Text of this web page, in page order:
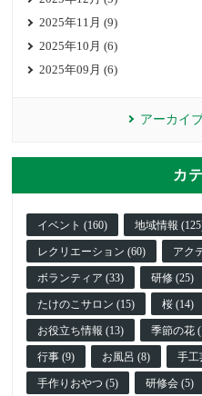
2025年11月 (9)
2025年10月 (6)
2025年09月 (6)
アーカイ
カ
イベント (160) 地域情報
レクリエーション (60) アク
ボランティア (33) 研修 (25)
たけのこサロン (15) 桜 (14)
お役立ち情報 (13) 季節の花
行事 (9) お風呂 (8) 手工
手作りおやつ (5) 研修会 (5)